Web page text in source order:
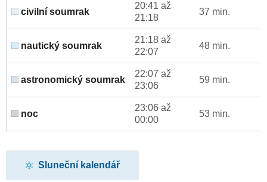
civilní soumrak
20:41 až
21:18
37 min.
nautický soumrak
21:18 až
22:07
48 min.
astronomický soumrak
22:07 až
23:06
59 min.
noc
23:06 až
00:00
53 min.
Sluneční kalendář